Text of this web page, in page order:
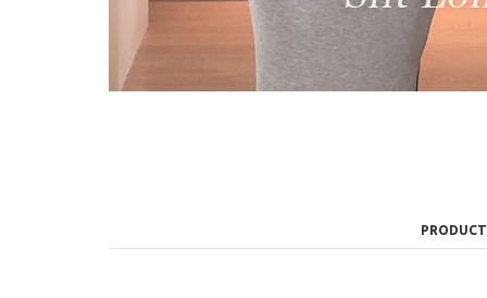
PRODUCT